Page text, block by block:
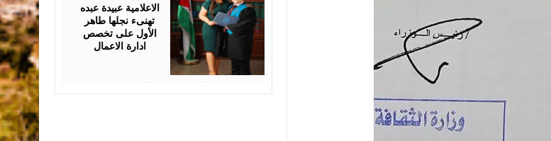
الاعلامية عبيدة عبده
تهنىء نجلها طاهر
الأول على تخصص
ادارة الاعمال